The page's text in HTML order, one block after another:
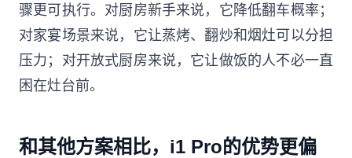
骤更可执行。对厨房新手来说，它降低翻车概率；
对家宴场景来说，它让蒸烤、翻炒和烟灶可以分担
压力；对开放式厨房来说，它让做饭的人不必一直
困在灶台前。
和其他方案相比，i1 Pro的优势更偏